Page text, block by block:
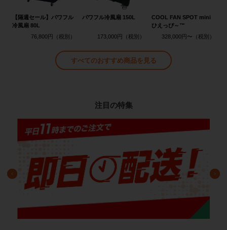
【隔週セール】パワフル
冷風扇 80L
76,800円
パワフル冷風扇 150L
173,000円
COOL FAN SPOT mini
ひえっぴ～™
328,000円〜
すべてのおすすめ商品を見る
注目の特集